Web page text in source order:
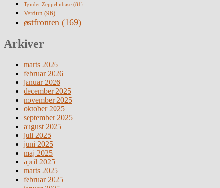
Tønder Zeppelinbase (81)
Verdun (96)
østfronten (169)
Arkiver
marts 2026
februar 2026
januar 2026
december 2025
november 2025
oktober 2025
september 2025
august 2025
juli 2025
juni 2025
maj 2025
april 2025
marts 2025
februar 2025